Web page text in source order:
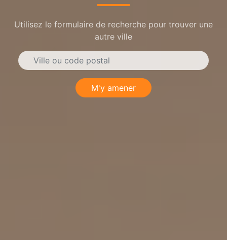
Utilisez le formulaire de recherche pour trouver une
autre ville
M'y amener